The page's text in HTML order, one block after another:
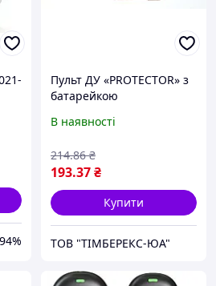
94%
Пульт ДУ «PROTECTOR» з
батарейкою
В наявності
193.37₴
214.86 ₴
Купити
ТОВ "ТІМБЕРЕКС-ЮА"